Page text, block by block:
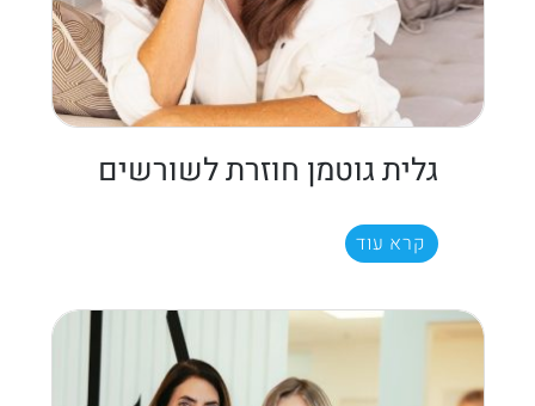
גלית גוטמן חוזרת לשורשים
קרא עוד